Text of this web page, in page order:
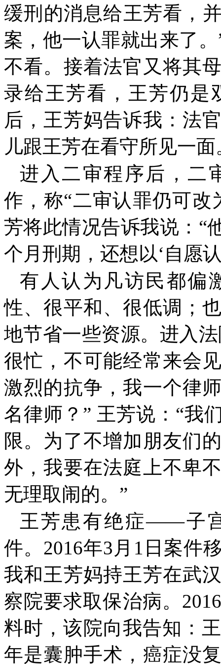
缓刑的消息给王芳看，
案，他一认罪就出来了
不看。接着法官又将其
录给王芳看，王芳仍是
后，王芳妈告诉我：法
儿跟王芳在看守所见一面
进入二审程序后，二
作，称“二审认罪仍可
芳将此情况告诉我说：“
个月刑期，还想以‘自愿
有人认为凡访民都偏
性、很平和、很低调；
地节省一些资源。进入
很忙，不可能经常来会
激烈的抗争，我一个律
名律师？” 王芳说：“我
限。为了不增加朋友们
外，我要在法庭上不卑
无理取闹的。”
王芳患有绝症——子
件。 2016年3 月 1 日案件
我和王芳妈持王芳在武
察院要求取保治病。 2016
料时，该院向我告知：
年是囊肿手术，癌症没